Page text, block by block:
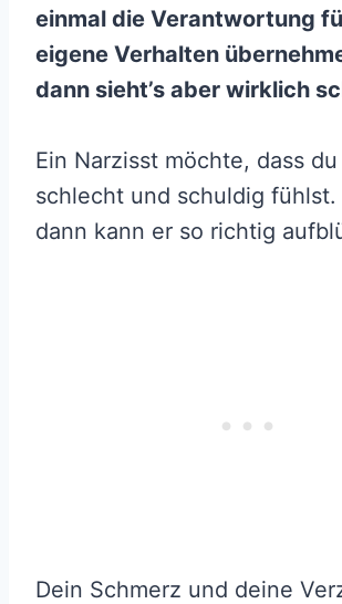
einmal die Verantwortung
eigene Verhalten
dann sieht’s aber wirklich
Ein Narzisst möchte, dass
schlecht und schuldig fühlst.
dann kann er so richtig
Dein Schmerz und deine